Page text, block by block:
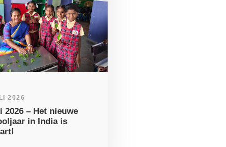
2026
2026 – Het nieuwe
in India is